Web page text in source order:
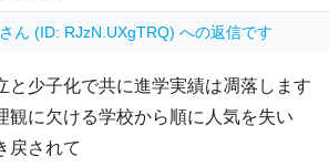
さん (ID: RJzN.UXgTRQ) への返信です
と少子化で共に進学実績は凋落します
観に欠ける学校から順に人気を失い
戻されて